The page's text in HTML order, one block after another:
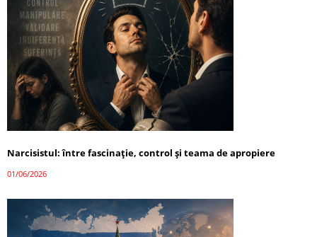
Narcisistul: între fascinație, control și teama de apropiere
01/06/2026